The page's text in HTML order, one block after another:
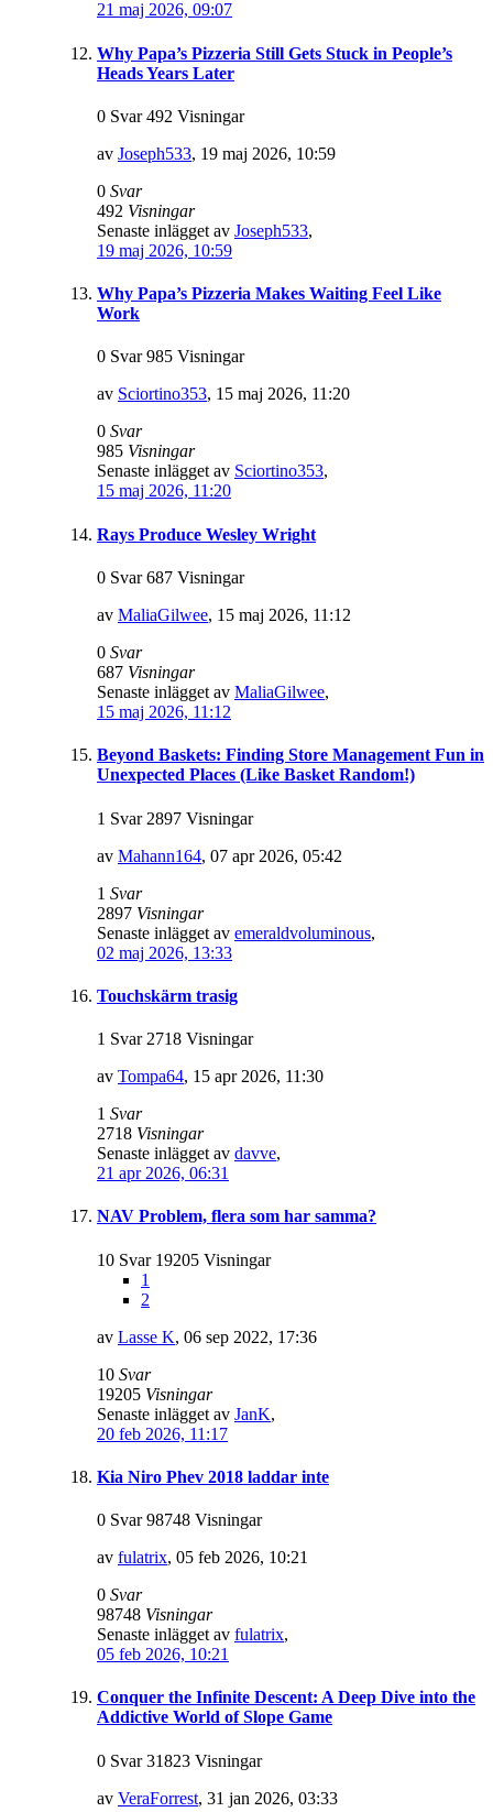
21 maj 2026, 09:07
Why Papa’s Pizzeria Still Gets Stuck in People’s
Heads Years Later
0 Svar 492 Visningar
av Joseph533, 19 maj 2026, 10:59
0 Svar
492 Visningar
Senaste inlägget av Joseph533,
19 maj 2026, 10:59
Why Papa’s Pizzeria Makes Waiting Feel Like
Work
0 Svar 985 Visningar
av Sciortino353, 15 maj 2026, 11:20
0 Svar
985 Visningar
Senaste inlägget av Sciortino353,
15 maj 2026, 11:20
Rays Produce Wesley Wright
0 Svar 687 Visningar
av MaliaGilwee, 15 maj 2026, 11:12
0 Svar
687 Visningar
Senaste inlägget av MaliaGilwee,
15 maj 2026, 11:12
Beyond Baskets: Finding Store Management Fun in
Unexpected Places (Like Basket Random!)
1 Svar 2897 Visningar
av Mahann164, 07 apr 2026, 05:42
1 Svar
2897 Visningar
Senaste inlägget av emeraldvoluminous,
02 maj 2026, 13:33
Touchskärm trasig
1 Svar 2718 Visningar
av Tompa64, 15 apr 2026, 11:30
1 Svar
2718 Visningar
Senaste inlägget av davve,
21 apr 2026, 06:31
NAV Problem, flera som har samma?
10 Svar 19205 Visningar
1
2
av Lasse K, 06 sep 2022, 17:36
10 Svar
19205 Visningar
Senaste inlägget av JanK,
20 feb 2026, 11:17
Kia Niro Phev 2018 laddar inte
0 Svar 98748 Visningar
av fulatrix, 05 feb 2026, 10:21
0 Svar
98748 Visningar
Senaste inlägget av fulatrix,
05 feb 2026, 10:21
Conquer the Infinite Descent: A Deep Dive into the
Addictive World of Slope Game
0 Svar 31823 Visningar
av VeraForrest, 31 jan 2026, 03:33